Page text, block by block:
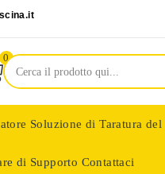
0
Soluzione di Taratura del
di Supporto Contattaci